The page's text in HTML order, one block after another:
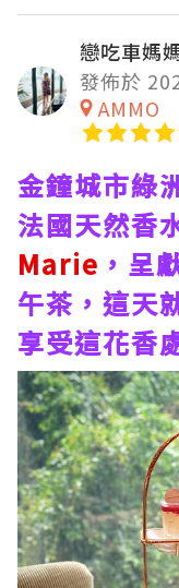
戀吃車媽
發佈於
AMMO
金鐘城市綠
法國天然香
Marie ，呈
午茶，這天
享受這花香